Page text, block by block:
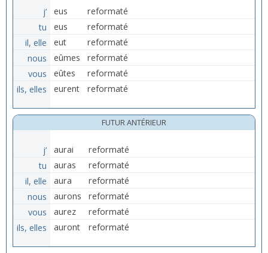
j’ eus
reformaté
tu
eus
reformaté
il, elle
eut
reformaté
nous
eûmes
reformaté
vous
eûtes
reformaté
ils, elles
eurent reformaté
FUTUR ANTÉRIEUR
j’ aurai
reformaté
tu
auras
reformaté
il, elle
aura
reformaté
nous
aurons
reformaté
vous
aurez
reformaté
ils, elles
auront reformaté